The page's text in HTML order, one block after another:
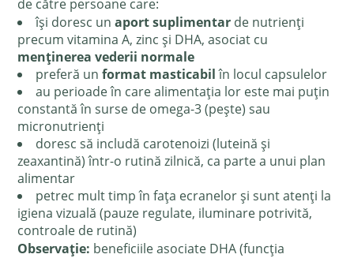
de către persoane care:
își doresc unaport suplimentar de nutrienți
precum vitamina A, zinc și DHA, asociat cu
menținerea vederii normale
preferă unformat masticabilîn locul capsulelor
au perioade în care alimentația lor este mai puțin
constantă în surse de omega-3 (pește) sau
micronutrienți
doresc să includă carotenoizi (luteină și
zeaxantină) într-o rutină zilnică, ca parte a unui plan
alimentar
petrec mult timp în fața ecranelor și sunt atenți la
igiena vizuală (pauze regulate, iluminare potrivită,
controale de rutină)
Observație: beneficiile asociate DHA (funcția